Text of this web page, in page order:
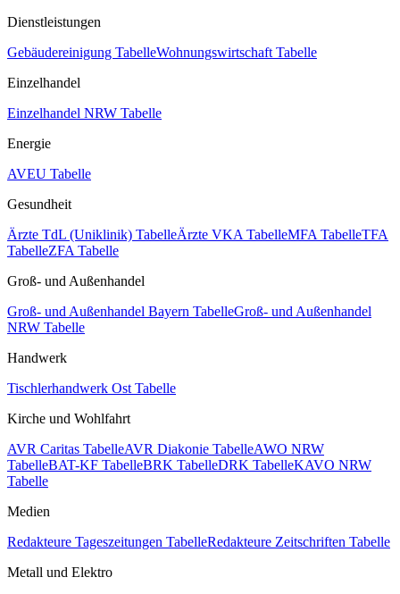
Dienstleistungen
Gebäudereinigung TabelleWohnungswirtschaft Tabelle
Einzelhandel
Einzelhandel NRW Tabelle
Energie
AVEU Tabelle
Gesundheit
Ärzte TdL (Uniklinik) TabelleÄrzte VKA TabelleMFA TabelleTFA
TabelleZFA Tabelle
Groß- und Außenhandel
Groß- und Außenhandel Bayern TabelleGroß- und Außenhandel
NRW Tabelle
Handwerk
Tischlerhandwerk Ost Tabelle
Kirche und Wohlfahrt
AVR Caritas TabelleAVR Diakonie TabelleAWO NRW
TabelleBAT-KF TabelleBRK TabelleDRK TabelleKAVO NRW
Tabelle
Medien
Redakteure Tageszeitungen TabelleRedakteure Zeitschriften Tabelle
Metall und Elektro